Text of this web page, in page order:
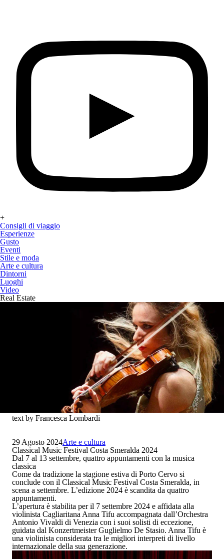
+
Consigli di viaggio
Esperienze
Gusto
Eventi
Stile e moda
Arte e cultura
Dintorni
Luoghi
Video
Real Estate
text by Francesca Lombardi
29 Agosto 2024Arte e cultura
Classical Music Festival Costa Smeralda 2024
Dal 7 al 13 settembre, quattro appuntamenti con la musica
classica
Come da tradizione la stagione estiva di Porto Cervo si
conclude con il Classical Music Festival Costa Smeralda, in
scena a settembre. L’edizione 2024 è scandita da quattro
appuntamenti.
L’apertura è stabilita per il 7 settembre 2024 e affidata alla
violinista CagliaritanaAnna Tifu accompagnata dall’Orchestra
Antonio Vivaldi di Venezia con i suoi solisti di eccezione,
guidata dal KonzertmeisterGuglielmo De Stasio. Anna Tifu è
una violinista considerata tra le migliori interpreti di livello
internazionale della sua generazione.